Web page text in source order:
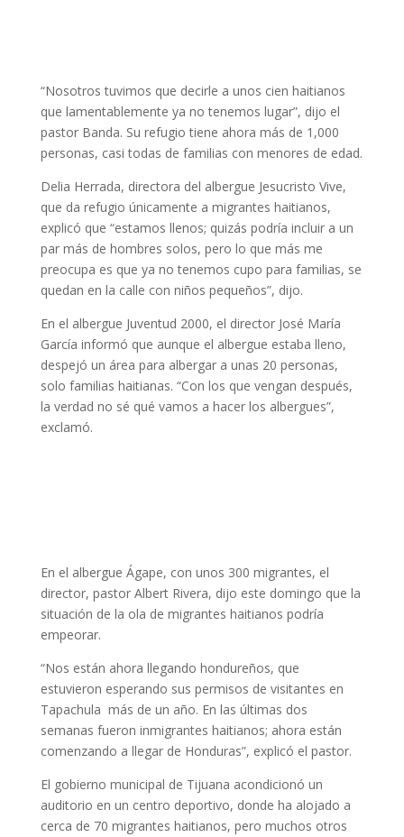
“Nosotros tuvimos que decirle a unos cien haitianos
que lamentablemente ya no tenemos lugar”, dijo el
pastor Banda. Su refugio tiene ahora más de 1,000
personas, casi todas de familias con menores de edad.
Delia Herrada, directora del albergue Jesucristo Vive,
que da refugio únicamente a migrantes haitianos,
explicó que “estamos llenos; quizás podría incluir a un
par más de hombres solos, pero lo que más me
preocupa es que ya no tenemos cupo para familias, se
quedan en la calle con niños pequeños”, dijo.
En el albergue Juventud 2000, el director José María
García informó que aunque el albergue estaba lleno,
despejó un área para albergar a unas 20 personas,
solo familias haitianas. “Con los que vengan después,
la verdad no sé qué vamos a hacer los albergues”,
exclamó.
En el albergue Ágape, con unos 300 migrantes, el
director, pastor Albert Rivera, dijo este domingo que la
situación de la ola de migrantes haitianos podría
empeorar.
“Nos están ahora llegando hondureños, que
estuvieron esperando sus permisos de visitantes en
Tapachula más de un año. En las últimas dos
semanas fueron inmigrantes haitianos; ahora están
comenzando a llegar de Honduras”, explicó el pastor.
El gobierno municipal de Tijuana acondicionó un
auditorio en un centro deportivo, donde ha alojado a
cerca de 70 migrantes haitianos, pero muchos otros